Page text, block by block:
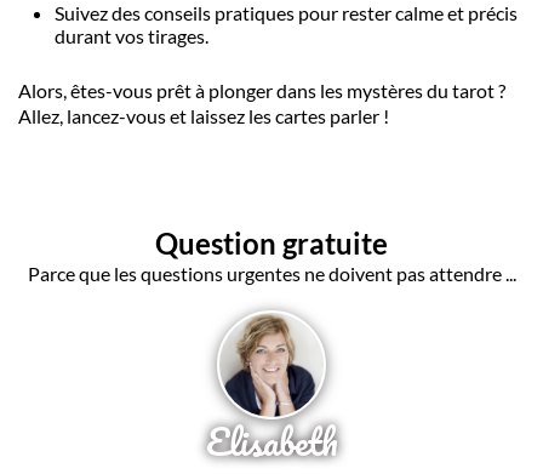
Suivez des conseils pratiques pour rester calme et précis
durant vos tirages.
Alors, êtes-vous prêt à plonger dans les mystères du tarot ?
Allez, lancez-vous et laissez les cartes parler !
Question gratuite
Parce que les questions urgentes ne doivent pas attendre ...
Elisabeth